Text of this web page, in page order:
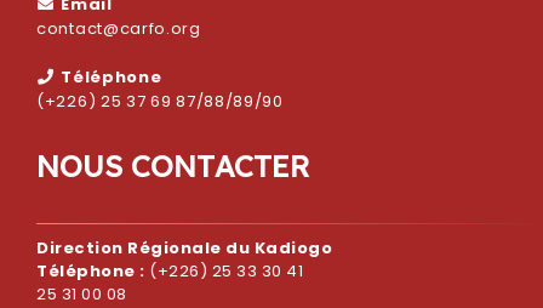
contact@carfo.org
Téléphone
(+226) 25 37 69 87/88/89/90
NOUS CONTACTER
Direction Régionale du Kadiogo
Téléphone : (+226) 25 33 30 41
25 31 00 08